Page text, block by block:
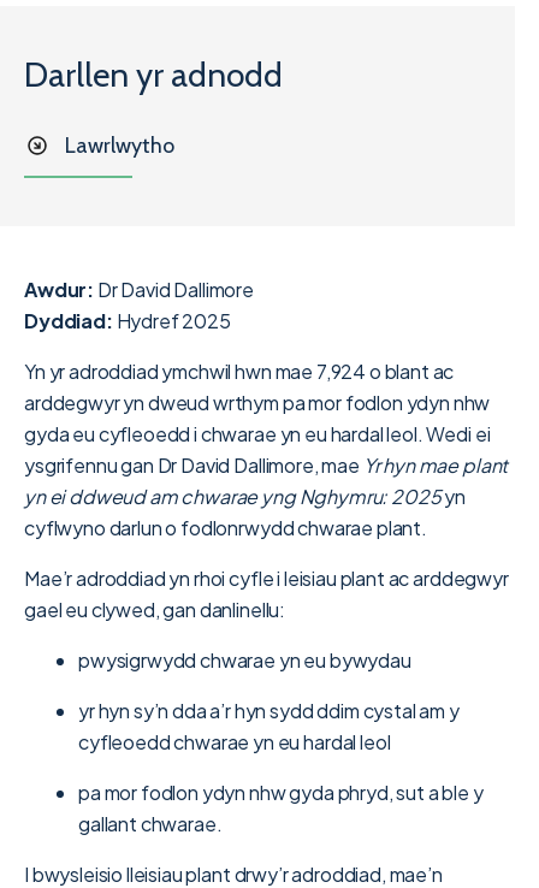
Darllen yr adnodd
Lawrlwytho
Awdur: Dr David Dallimore
Dyddiad: Hydref 2025
Yn yr adroddiad ymchwil hwn mae 7,924 o blant ac
arddegwyr yn dweud wrthym pa mor fodlon ydyn nhw
gyda eu cyfleoedd i chwarae yn eu hardal leol. Wedi ei
ysgrifennu gan Dr David Dallimore, mae Yr hyn mae plant
yn ei ddweud am chwarae yng Nghymru: 2025yn
cyflwyno darlun o fodlonrwydd chwarae plant.
Mae’r adroddiad yn rhoi cyfle i leisiau plant ac arddegwyr
gael eu clywed, gan danlinellu:
pwysigrwydd chwarae yn eu bywydau
yr hyn sy’n dda a’r hyn sydd ddim cystal am y
cyfleoedd chwarae yn eu hardal leol
pa mor fodlon ydyn nhw gyda phryd, sut a ble y
gallant chwarae.
I bwysleisio lleisiau plant drwy’r adroddiad, mae’n